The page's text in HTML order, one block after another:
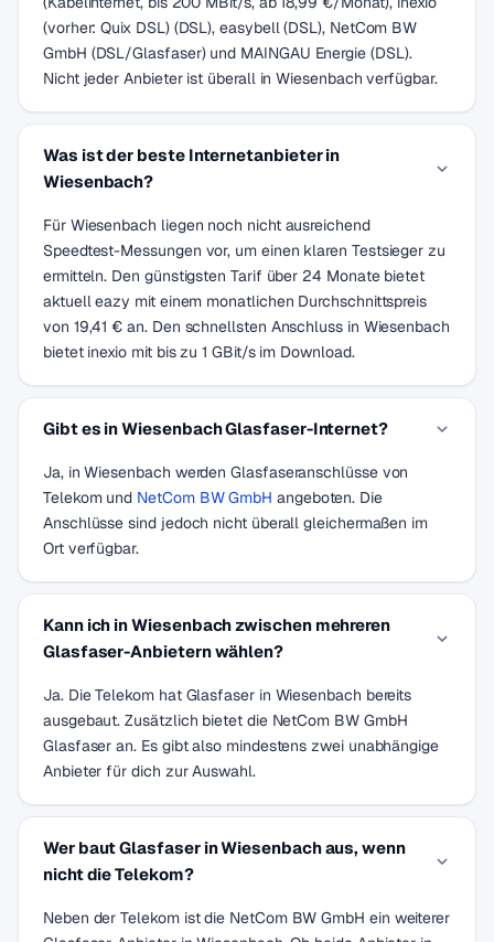
(vorher: Quix DSL) (DSL), easybell (DSL), NetCom BW
GmbH (DSL/Glasfaser) und MAINGAU Energie (DSL).
Nicht jeder Anbieter ist überall in Wiesenbach verfügbar.
Was ist der beste Internetanbieter in
Wiesenbach?
Für Wiesenbach liegen noch nicht ausreichend
Speedtest-Messungen vor, um einen klaren Testsieger zu
ermitteln. Den günstigsten Tarif über 24 Monate bietet
aktuell eazy mit einem monatlichen Durchschnittspreis
von 19,41 € an. Den schnellsten Anschluss in Wiesenbach
bietet inexio mit bis zu 1 GBit/s im Download.
Gibt es in Wiesenbach Glasfaser-Internet?
Ja, in Wiesenbach werden Glasfaseranschlüsse von
Telekom und NetCom BW GmbH angeboten. Die
Anschlüsse sind jedoch nicht überall gleichermaßen im
Ort verfügbar.
Kann ich in Wiesenbach zwischen mehreren
Glasfaser-Anbietern wählen?
Ja. Die Telekom hat Glasfaser in Wiesenbach bereits
ausgebaut. Zusätzlich bietet die NetCom BW GmbH
Glasfaser an. Es gibt also mindestens zwei unabhängige
Anbieter für dich zur Auswahl.
Wer baut Glasfaser in Wiesenbach aus, wenn
nicht die Telekom?
Neben der Telekom ist die NetCom BW GmbH ein weiterer